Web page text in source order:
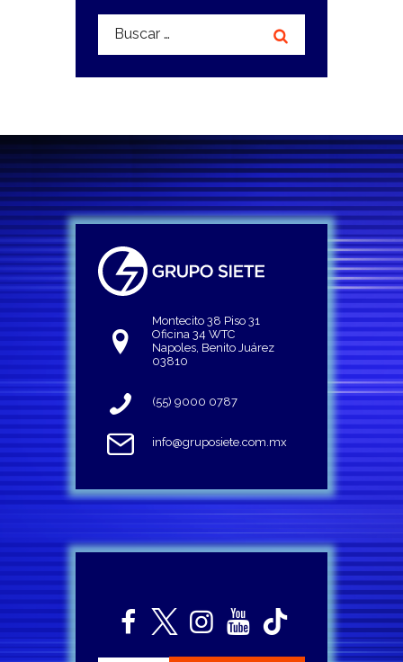
Buscar:
Montecito 38 Piso 31
Oficina 34 WTC
Napoles, Benito Juárez
03810
(55) 9000 0787
info@gruposiete.com.mx